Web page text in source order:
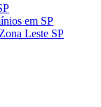
em SP
Leste SP